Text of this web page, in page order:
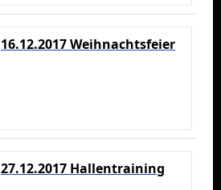
16.12.2017 Weihnachtsfeier
27.12.2017 Hallentraining